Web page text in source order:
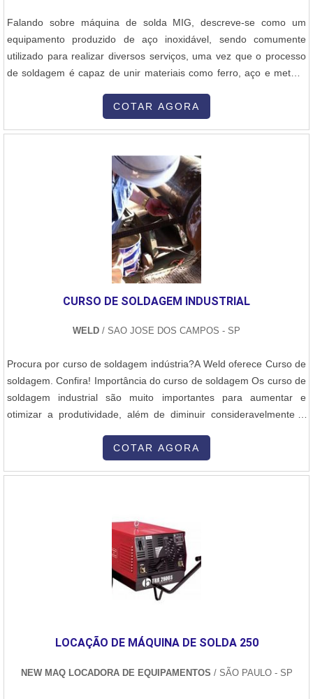
Falando sobre máquina de solda MIG, descreve-se como um
equipamento produzido de aço inoxidável, sendo comumente
utilizado para realizar diversos serviços, uma vez que o processo
de soldagem é capaz de unir materiais como ferro, aço e metais,
pontes, recuperação de peças, construções de estruturas
de segmentos como fabricante de tratores, de carretas, chassi
para caminhão, implemento rodoviário e indústria forja, indústria de
manutenção industrial , fabricante de moinho vertical.Por
conseguinte, tem como característica da empregabilidade
durabilidade, alta dureza, baixo custo e resistência à corrosão, tais
características que fazem toda diferença tanto pela empresa que
adquire produtos e serviços de qualidade, como o cliente final.Por
ser líder no mercado e idônea no mercado, padrões alcançados
problemas em todos os modelos e marcas de máquina de solda
bem como: TIG;MIG/MAG;MIG;Arco-submerso;Corte plasma;MIG
EFICIÊNCIA EM MÁQUINA DE SOLDA MIGSomente na
Plurimáquinas existe o que há de melhor em venda e manutenção
de máquinas de solda e acessórios . Líder em qualidade, a
empresa oferece uma variedade de ítens como máquina de solda
Makita, Bosch, Dewalt, Milwaukee, Metabo, entre outras. Mas não
é apenas isso, só aqui ainda tem oferece as melhores condições
de pagamento do mercado e boleto bancário..
COTAR AGORA
CURSO DE SOLDAGEM INDUSTRIAL
WELD / SAO JOSE DOS CAMPOS - SP
Procura por curso de soldagem indústria?A Weld oferece Curso de
soldagem. Confira! Importância do curso de soldagem Os curso de
soldagem industrial são muito importantes para aumentar e
otimizar a produtividade, além de diminuir consideravelmente o
tem a possibilidade de entregar um serviço muito melhor. Cursos
COTAR AGORA
LOCAÇÃO DE MÁQUINA DE SOLDA 250
NEW MAQ LOCADORA DE EQUIPAMENTOS / SÃO PAULO - SP